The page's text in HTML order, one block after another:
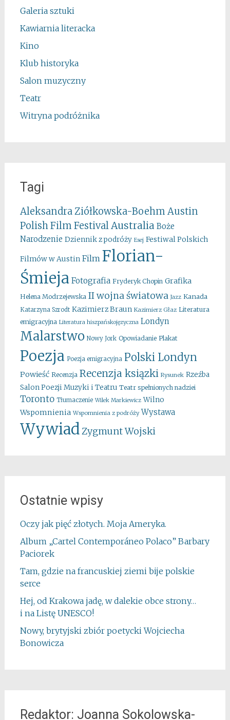
Galeria sztuki
Kawiarnia literacka
Kino
Klub historyka
Salon muzyczny
Teatr
Witryna podróżnika
Tagi
Aleksandra Ziółkowska-Boehm Austin
Polish Film FestivalAustralia Boże
Narodzenie Dziennik z podróży Esej Festiwal Polskich
Filmów w Austin Film Florian-
Śmieja Fotografia Fryderyk Chopin Grafika
Helena Modrzejewska II wojna światowa Jazz Kanada
Katarzyna Szrodt Kazimierz Braun Kazimierz Głaz Literatura
emigracyjna Literatura hiszpańskojęzyczna Londyn
Malarstwo Nowy Jork Opowiadanie Plakat
Poezja Poezja emigracyjna Polski Londyn
Powieść Recenzja Recenzja ksiązki Rysunek Rzeźba
Salon Poezji Muzyki i Teatru Teatr spełnionych nadziei
Toronto Tłumaczenie Wilek Markiewicz Wilno
Wspomnienia Wspomnienia z podróży Wystawa
WywiadZygmunt Wojski
Ostatnie wpisy
Oczy jak pięć złotych. Moja Ameryka.
Album „Cartel Contemporáneo Polaco” Barbary
Paciorek
Tam, gdzie na francuskiej ziemi bije polskie
serce
Hej, od Krakowa jadę, w dalekie obce strony…
i na Listę UNESCO!
Nowy, brytyjski zbiór poetycki Wojciecha
Bonowicza
Redaktor: Joanna Sokolowska-